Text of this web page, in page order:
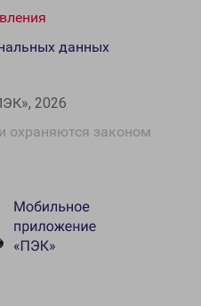
2026
охраняются законом
данных